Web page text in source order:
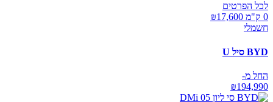
לכל הפרטים
0 ק"מ ₪
17,600
חשמלי
BYD סיל U
החל מ-
₪194,990